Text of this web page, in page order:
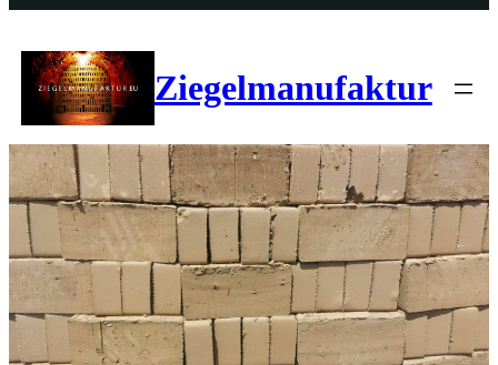
Ziegelmanufaktur